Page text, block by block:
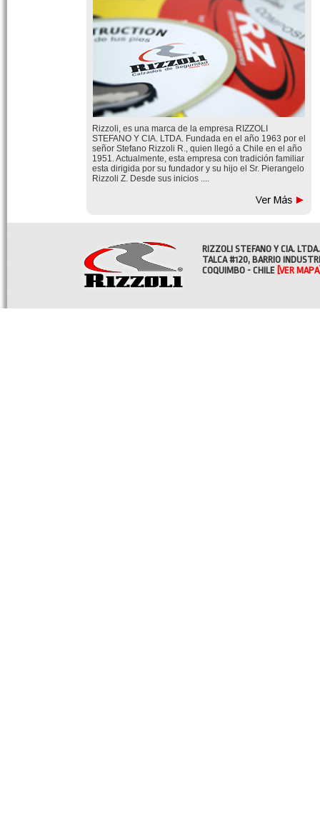
Rizzoli, es una marca de la empresa RIZZOLI
STEFANO Y CIA. LTDA. Fundada en el año 1963 por el
señor Stefano Rizzoli R., quien llegó a Chile en el año
1951. Actualmente, esta empresa con tradición familiar
esta dirigida por su fundador y su hijo el Sr. Pierangelo
Rizzoli Z. Desde sus inicios ....
RIZZOLI STEFANO Y CIA. LTDA.
TALCA #120, BARRIO
COQUIMBO - CHILE [VER